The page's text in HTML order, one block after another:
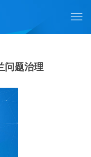
问题治理